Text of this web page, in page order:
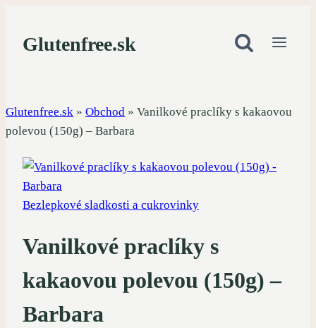
content
Glutenfree.sk
Glutenfree.sk » Obchod » Vanilkové praclíky s kakaovou
polevou (150g) – Barbara
Bezlepkové sladkosti a cukrovinky
Vanilkové praclíky s
kakaovou polevou (150g) –
Barbara